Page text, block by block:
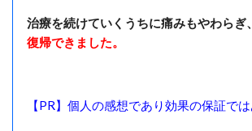
治療を続けていくうちに痛みもやわらぎ、
復帰できました。
【PR】 個人の感想であり効果の保証では